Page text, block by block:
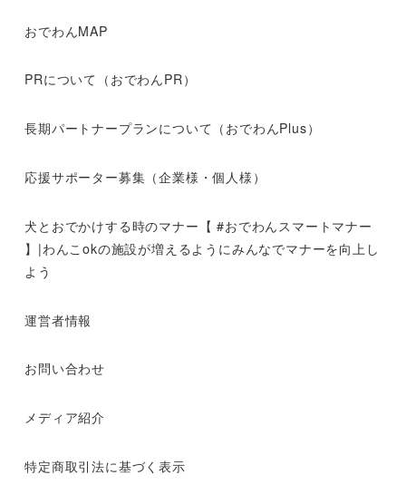
おでわんMAP
PRについて（おでわんPR）
長期パートナープランについて（おでわんPlus）
応援サポーター募集（企業様・個人様）
犬とおでかけする時のマナー【 #おでわんスマートマナー
】|わんこokの施設が増えるようにみんなでマナーを向上し
よう
運営者情報
お問い合わせ
メディア紹介
特定商取引法に基づく表示